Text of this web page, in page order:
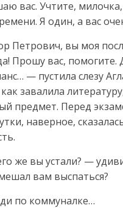
вас. Учтите,
Я один, а вас
Петрович, вы моя
Прошу вас, помогите.
— пустила слезу
завалила
предмет. Перед
наверное,
же вы устали? —
вам выспаться?
по коммуналке…